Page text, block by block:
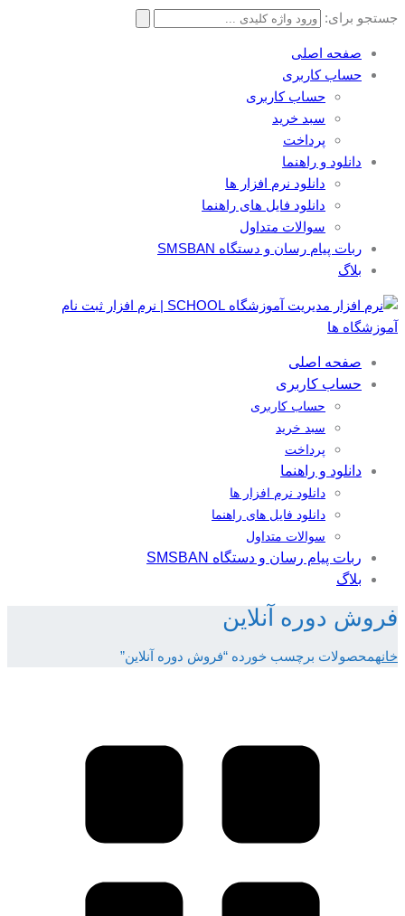
جستجو برای:
صفحه اصلی
حساب کاربری
حساب کاربری
سبد خرید
پرداخت
دانلود و راهنما
دانلود نرم افزار ها
دانلود فایل های راهنما
سوالات متداول
ربات پیام رسان و دستگاه SMSBAN
بلاگ
صفحه اصلی
حساب کاربری
حساب کاربری
سبد خرید
پرداخت
دانلود و راهنما
دانلود نرم افزار ها
دانلود فایل های راهنما
سوالات متداول
ربات پیام رسان و دستگاه SMSBAN
بلاگ
فروش دوره آنلاین
خانهمحصولات برچسب خورده “فروش دوره آنلاین”